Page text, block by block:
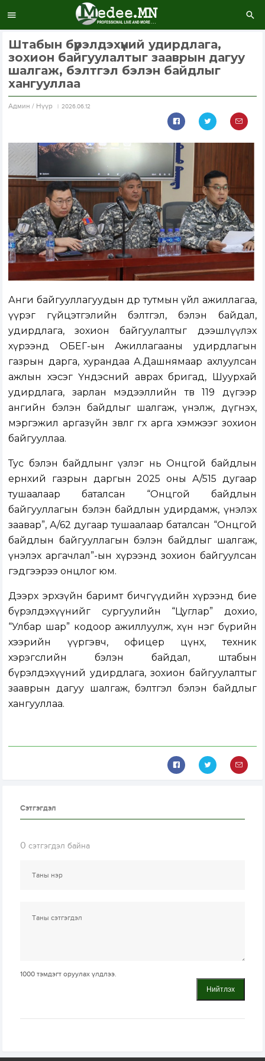
Штабын бүрэлдэхүүний удирдлага,
зохион байгуулалтыг зааврын дагуу
шалгаж, бэлтгэл бэлэн байдлыг
хангууллаа
Aдмин / Нүүр 2026.06.12
Анги байгууллагуудын өдөр тутмын үйл ажиллагаа,
үүрэг гүйцэтгэлийн бэлтгэл, бэлэн байдал,
удирдлага, зохион байгуулалтыг дээшлүүлэх
хүрээнд ОБЕГ-ын Ажиллагааны удирдлагын
газрын дарга, хурандаа А.Дашнямаар ахлуулсан
ажлын хэсэг Үндэсний аврах бригад, Шуурхай
удирдлага, зарлан мэдээллийн төв 119 дүгээр
ангийн бэлэн байдлыг шалгаж, үнэлж, дүгнэх,
мэргэжил аргазүйн зөвлөгөө өгөх арга хэмжээг зохион
байгууллаа.
Тус бэлэн байдлынг үзлэг нь Онцгой байдлын
ерөнхий газрын даргын 2025 оны А/515 дугаар
тушаалаар баталсан “Онцгой байдлын
байгууллагын бэлэн байдлын удирдамж, үнэлэх
заавар”, А/62 дугаар тушаалаар баталсан “Онцгой
байдлын байгууллагын бэлэн байдлыг шалгаж,
үнэлэх аргачлал”-ын хүрээнд зохион байгуулсан
гэдгээрээ онцлог юм.
Дээрх эрхзүйн баримт бичгүүдийн хүрээнд бие
бүрэлдэхүүнийг сургуулийн “Цуглар” дохио,
“Улбар шар” кодоор ажиллуулж, хүн нэг бүрийн
хээрийн үүргэвч, офицер цүнх, техник
хэрэгслийн бэлэн байдал, штабын
бүрэлдэхүүний удирдлага, зохион байгуулалтыг
зааврын дагуу шалгаж, бэлтгэл бэлэн байдлыг
хангууллаа.
Сэтгэгдэл
0 сэтгэгдэл байна
1000 тэмдэгт оруулах үлдлээ.
Нийтлэх